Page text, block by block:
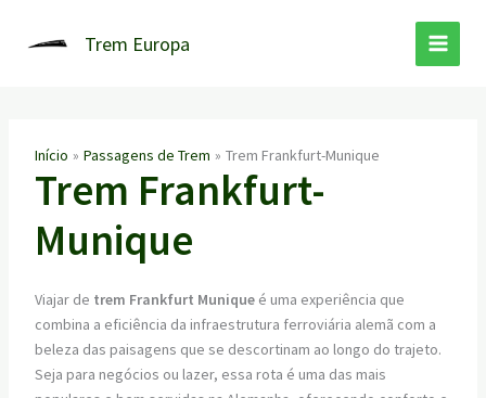
Trem Europa
Início Passagens de Trem Trem Frankfurt-Munique
Trem Frankfurt-
Munique
Viajar de trem Frankfurt Muniqueé uma experiência que
combina a eficiência da infraestrutura ferroviária alemã com a
beleza das paisagens que se descortinam ao longo do trajeto.
Seja para negócios ou lazer, essa rota é uma das mais